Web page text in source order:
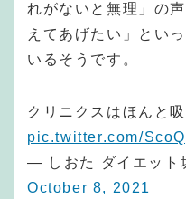
れがないと無理」の
えてあげたい」とい
いるそうです。
クリニクスはほんと
pic.twitter.com/
— しおた ダイエッ
October 8, 2021